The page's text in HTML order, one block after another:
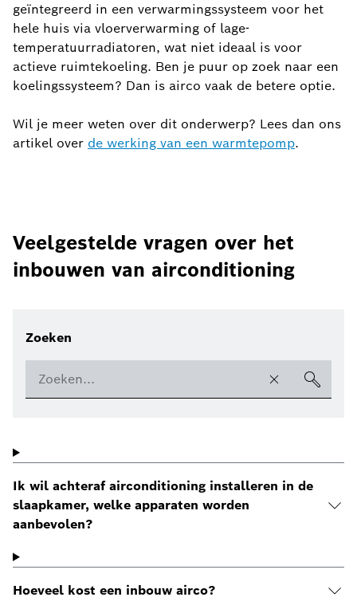
geïntegreerd in een verwarmingssysteem voor het
hele huis via vloerverwarming of lage-
temperatuurradiatoren, wat niet ideaal is voor
actieve ruimtekoeling. Ben je puur op zoek naar een
koelingssysteem? Dan is airco vaak de betere optie.
Wil je meer weten over dit onderwerp? Lees dan ons
artikel over de werking van een warmtepomp.
Veelgestelde vragen over het
inbouwen van airconditioning
Zoeken
Ik wil achteraf airconditioning installeren in de
slaapkamer, welke apparaten worden
aanbevolen?
Hoeveel kost een inbouw airco?